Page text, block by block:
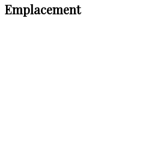
Emplacement